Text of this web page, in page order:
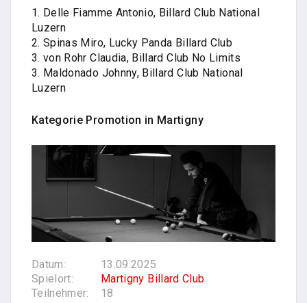
1. Delle Fiamme Antonio, Billard Club National
Luzern
2. Spinas Miro, Lucky Panda Billard Club
3. von Rohr Claudia, Billard Club No Limits
3. Maldonado Johnny, Billard Club National
Luzern
Kategorie Promotion in Martigny
Datum:
13.09.2025
Spielort:
Martigny Billard Club
Teilnehmer:
18